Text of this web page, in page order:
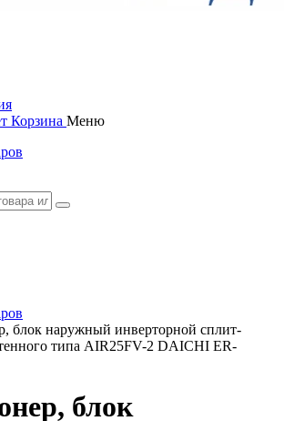
Корзина Меню
блок наружный инверторной сплит-
типа AIR25FV-2 DAICHI ER-
блок